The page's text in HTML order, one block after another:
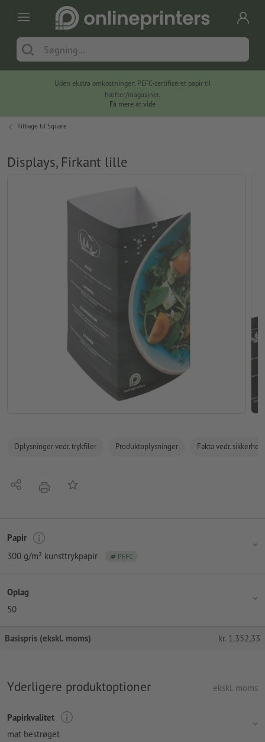
Uden ekstra omkostninger: PEFC-certificeret papir til
hæfter/magasiner.
Få mere at vide
Tilbage til Square
Displays, Firkant lille
Oplysninger vedr. trykfiler Produktoplysninger Fakta vedr.
Del tryk Tilføj til huskelisten
Papir
300 g/m² kunsttrykpapir
PEFC
Oplag
50
Basispris (ekskl. moms) kr. 1.352,33
Yderligere produktoptioner ekskl. moms
Papirkvalitet
mat bestrøget